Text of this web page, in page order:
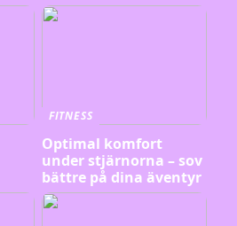
FITNESS
Optimal komfort
under stjärnorna – sov
bättre på dina äventyr